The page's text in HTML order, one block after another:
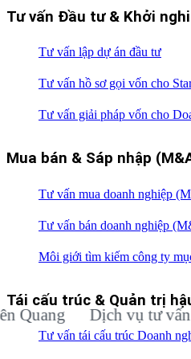
Tư vấn Đầu tư & Khởi
Tư vấn lập dự án đầu tư
Tư vấn hồ sơ gọi vốn cho
Tư vấn giải pháp vốn cho
Mua bán & Sáp nhập
Tư vấn mua doanh nghiệp
Tư vấn bán doanh nghiệp
Môi giới tìm kiếm công ty
Tái cấu trúc & Quản trị
Tư vấn tái cấu trúc Doanh
Dịch vụ tư vấn kêu